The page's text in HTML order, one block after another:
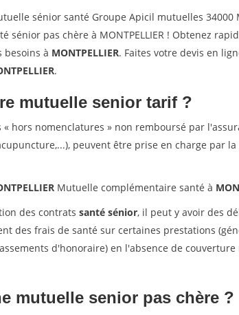
sénior santé Groupe Apicil mutuelles 34000
sénior pas chère à MONTPELLIER ! Obtenez
besoins à MONTPELLIER. Faites votre devis en
.
mutuelle senior tarif ?
hors nomenclatures » non remboursé par
peuvent être prise en charge par la
Mutuelle complémentaire santé à
des contrats santé sénior, il peut y avoir des
des frais de santé sur certaines prestations
d'honoraire) en l'absence de
mutuelle senior pas chère ?